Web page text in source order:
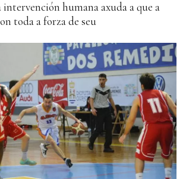
humana axuda a que a
toda a forza de seu